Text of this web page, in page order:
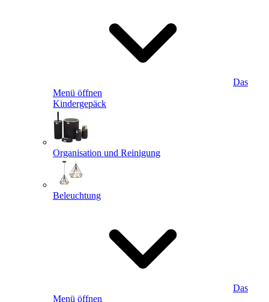
Das
Menü öffnen
Kindergepäck
Organisation und Reinigung
Beleuchtung
Das
Menü öffnen